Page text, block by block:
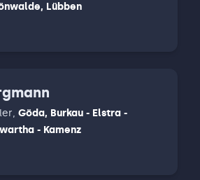
Lübben
, Göda, Burkau - Elstra -
- Kamenz